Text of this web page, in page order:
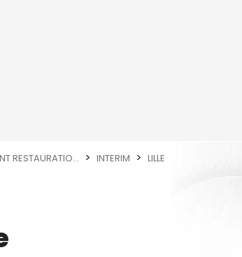
RESTAURATIO... INTERIM LILLE